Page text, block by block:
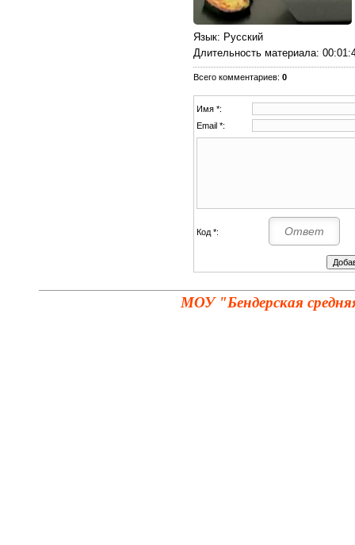
Язык: Русский
Длительность материала:
Всего комментариев: 0
Имя *:
Email *:
Код *:
МОУ "Бендерская